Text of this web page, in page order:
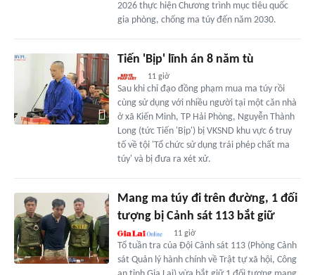
2026 thực hiện Chương trình mục tiêu quốc
gia phòng, chống ma túy đến năm 2030.
Tiến 'Bịp' lĩnh án 8 năm tù
11 giờ
Sau khi chỉ đạo đồng phạm mua ma túy rồi
cùng sử dụng với nhiều người tại một căn nhà
ở xã Kiến Minh, TP Hải Phòng, Nguyễn Thành
Long (tức Tiến 'Bịp') bị VKSND khu vực 6 truy
tố về tội 'Tổ chức sử dụng trái phép chất ma
túy' và bị đưa ra xét xử.
Mang ma túy đi trên đường, 1 đối
tượng bị Cảnh sát 113 bắt giữ
11 giờ
Tổ tuần tra của Đội Cảnh sát 113 (Phòng Cảnh
sát Quản lý hành chính về Trật tự xã hội, Công